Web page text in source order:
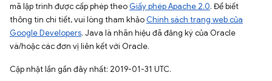
mã lập trình được cấp phép theo Giấy phép Apache 2.0. Để biết
thông tin chi tiết, vui lòng tham khảo Chính sách trang web của
Google Developers. Java là nhãn hiệu đã đăng ký của Oracle
và/hoặc các đơn vị liên kết với Oracle.
Cập nhật lần gần đây nhất: 2019-01-31 UTC.